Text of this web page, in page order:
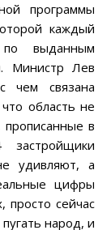
программы
каждый
выданным
Министр Лев
чем связана
область не
прописанные в
удивляют, а
цифры
просто сейчас
народ, и